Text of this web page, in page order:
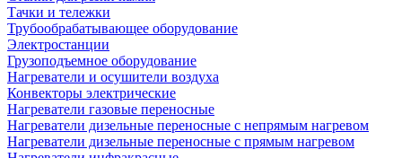
Тачки и тележки
Трубообрабатывающее оборудование
Электростанции
Грузоподъемное оборудование
Нагреватели и осушители воздуха
Конвекторы электрические
Нагреватели газовые переносные
Нагреватели дизельные переносные с непрямым нагревом
Нагреватели дизельные переносные с прямым нагревом